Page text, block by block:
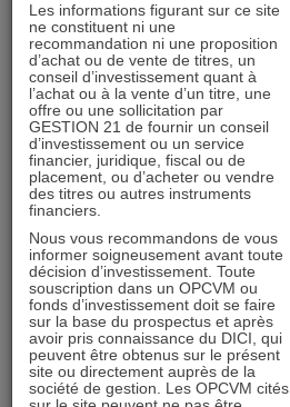
Les informations figurant sur ce site
ne constituent ni une
recommandation ni une proposition
d’achat ou de vente de titres, un
conseil d’investissement quant à
l’achat ou à la vente d’un titre, une
offre ou une sollicitation par
GESTION 21 de fournir un conseil
d’investissement ou un service
financier, juridique, fiscal ou de
placement, ou d’acheter ou vendre
des titres ou autres instruments
financiers.
Nous vous recommandons de vous
informer soigneusement avant toute
décision d’investissement. Toute
souscription dans un OPCVM ou
fonds d’investissement doit se faire
sur la base du prospectus et après
avoir pris connaissance du DICI, qui
peuvent être obtenus sur le présent
site ou directement auprès de la
société de gestion. Les OPCVM cités